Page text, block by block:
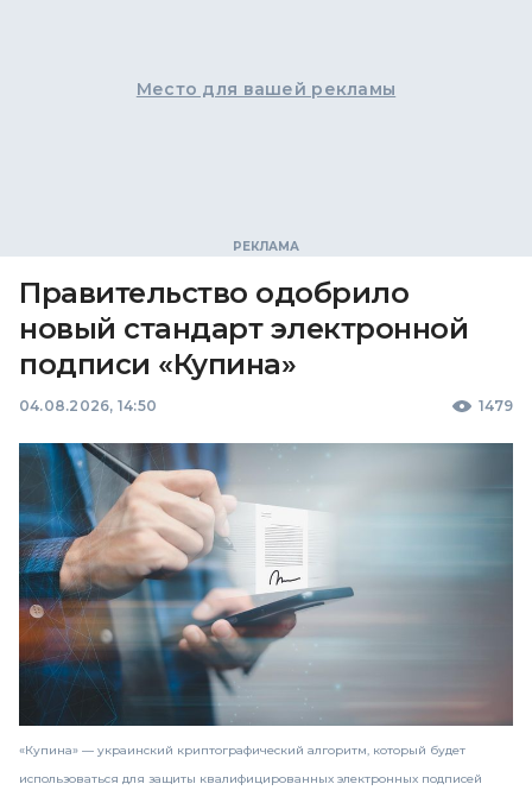
Место для вашей рекламы
Правительство одобрило
новый стандарт электронной
подписи «Купина»
04.08.2026, 14:50 1479
«Купина» — украинский криптографический алгоритм, который будет
использоваться для защиты квалифицированных электронных подписей